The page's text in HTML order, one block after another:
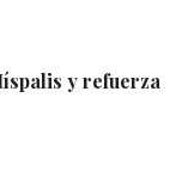
y refuerza